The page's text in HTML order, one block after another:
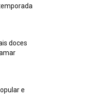
doces
e